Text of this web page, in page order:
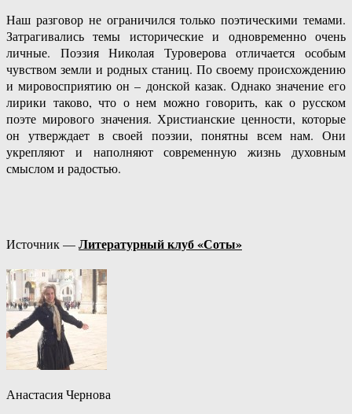
Наш разговор не ограничился только поэтическими темами.
Затрагивались темы исторические и одновременно очень
личные. Поэзия Николая Туроверова отличается особым
чувством земли и родных станиц. По своему происхождению
и мировосприятию он – донской казак. Однако значение его
лирики таково, что о нем можно говорить, как о русском
поэте мирового значения. Христианские ценности, которые
он утверждает в своей поэзии, понятны всем нам. Они
укрепляют и наполняют современную жизнь духовным
смыслом и радостью.
Источник —Литературный клуб «Соты»
Анастасия Чернова